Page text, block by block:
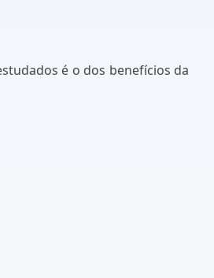
é o dos benefícios da